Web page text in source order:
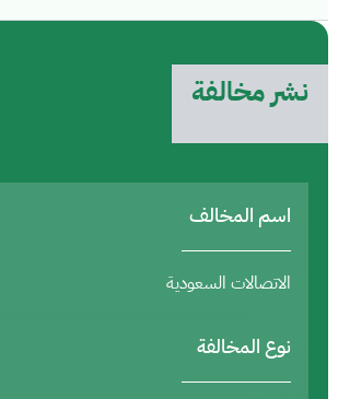
نشر مخالفة
اسم المخالف
الاتصالات السعودية
نوع المخالفة